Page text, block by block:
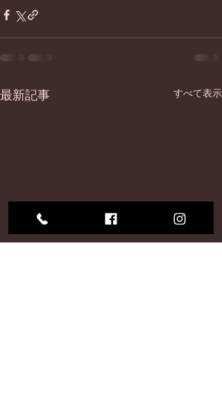
最新記事 すべて表示